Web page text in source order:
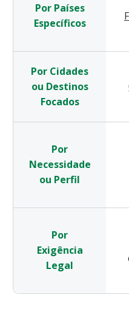
Por Países
Específicos
Por Cidades
ou Destinos
Focados
Por
Necessidade
ou Perfil
Por
Exigência
Legal